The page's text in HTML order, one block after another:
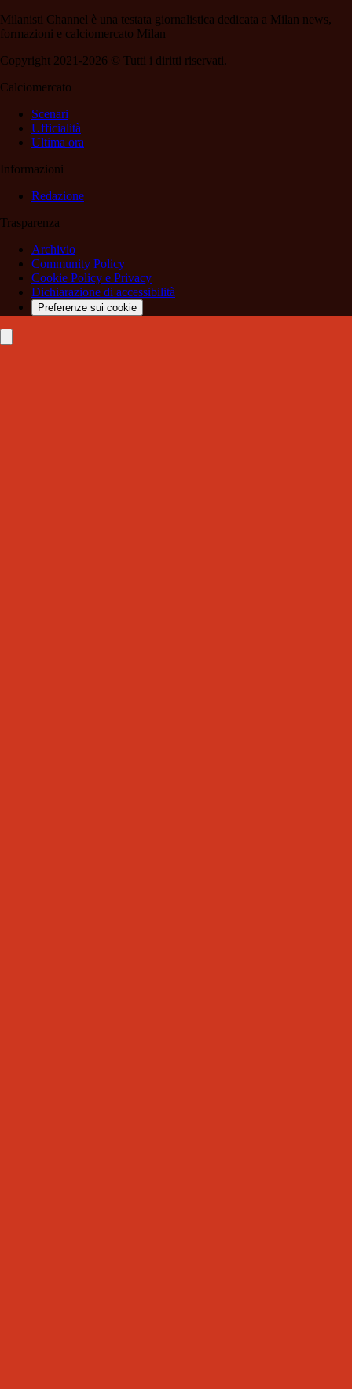
Milanisti Channel è una testata giornalistica dedicata a Milan news,
formazioni e calciomercato Milan
Copyright 2021-2026 © Tutti i diritti riservati.
Calciomercato
Scenari
Ufficialità
Ultima ora
Informazioni
Redazione
Trasparenza
Archivio
Community Policy
Cookie Policy e Privacy
Dichiarazione di accessibilità
Preferenze sui cookie